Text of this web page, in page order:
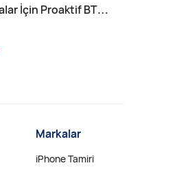
İçin Proaktif BT
Markalar
iPhone Tamiri